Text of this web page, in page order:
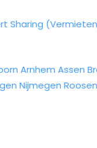
Sharing
Arnhem Assen
Nijmegen